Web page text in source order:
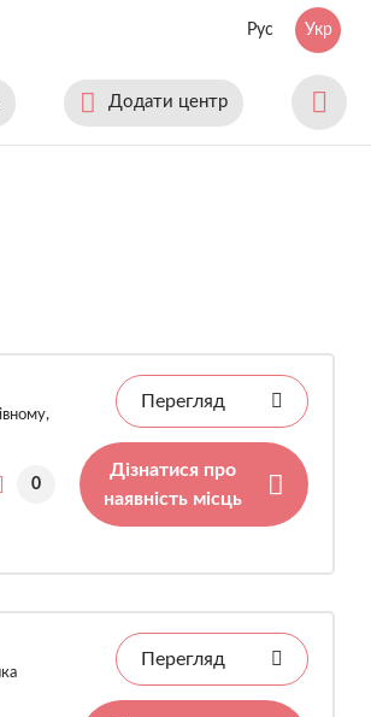
Рус Укр
Додати центр
0
Перегляд
Дізнатися про
наявність місць
Перегляд